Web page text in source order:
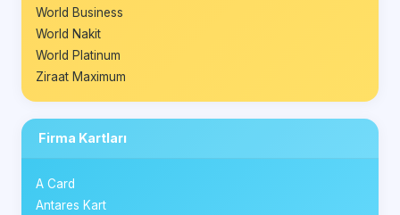
World Business
World Nakit
World Platinum
Ziraat Maximum
Firma Kartları
A Card
Antares Kart